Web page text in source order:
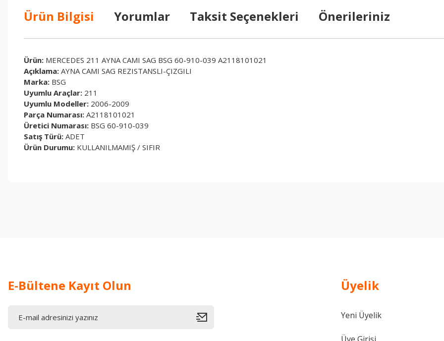
Ürün Bilgisi Yorumlar Taksit Seçenekleri Önerileriniz
Ürün: MERCEDES 211 AYNA CAMI SAG BSG 60-910-039 A2118101021
Açıklama: AYNA CAMI SAG REZISTANSLI-ÇIZGILI
Marka: BSG
Uyumlu Araçlar: 211
Uyumlu Modeller: 2006-2009
Parça Numarası: A2118101021
Üretici Numarası: BSG 60-910-039
Satış Türü: ADET
Ürün Durumu: KULLANILMAMIŞ / SIFIR
E-Bültene Kayıt Olun Üyelik
Yeni Üyelik